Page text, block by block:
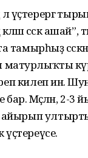
үҫтерергә
сәскә ашай”,
күрә
килеп инә.
бар. Мәҫәлән, 2-
үҫтереүсе.